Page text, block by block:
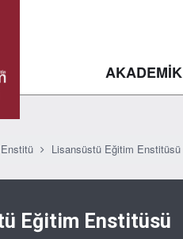
AKADEMİK
Enstitü Lisansüstü Eğitim Enstitüsü
Eğitim Enstitüsü